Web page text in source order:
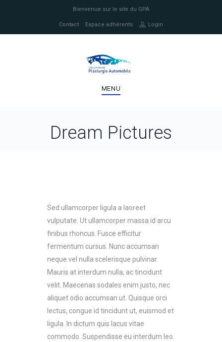
Bienvenue sur le site du GPA
Contact Espace adhérents Login
MENU
Dream Pictures
Sed ullamcorper ligula a laoreet
vulputate. Ut ullamcorper massa id arcu
finibus rhoncus. Fusce efficitur
fermentum cursus. Nunc accumsan
neque vel nulla scelerisque pulvinar.
Mauris at interdum nulla, ac tincidunt
velit. Maecenas sodales enim justo, nec
aliquet odio accumsan ut. Quisque orci
lectus, congue id tincidunt ut, euismod et
ligula. In dictum quis lacus vitae
commodo. Suspendisse eu interdum leo.